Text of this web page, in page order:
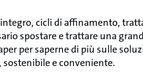
cicli di affinamento,
spostare e trattare una
per saperne di più sulle
e conveniente.